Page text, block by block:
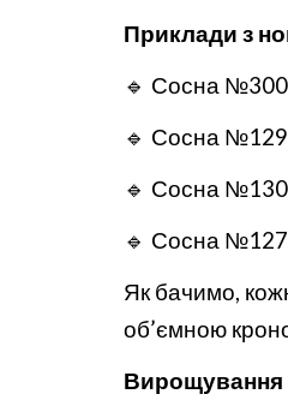
Приклади з
🔹 Сосна №300
🔹 Сосна №129
🔹 Сосна №130
🔹 Сосна №127
Як бачимо,
об’ємною
Вирощування